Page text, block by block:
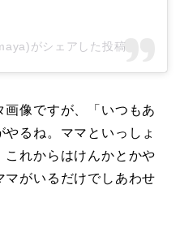
がシェアした投稿
画像ですが、「いつもあ
るね。ママといっしょ
これからはけんかとかや
がいるだけでしあわせ